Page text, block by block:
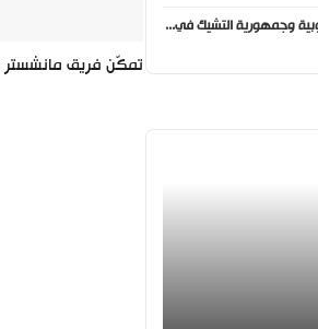
تمكّن فريق مانشستر
موعد مباراة كوريا الجنوبية وجمهورية التشيك في كأس العالم 2026 والقنوات الناقلة